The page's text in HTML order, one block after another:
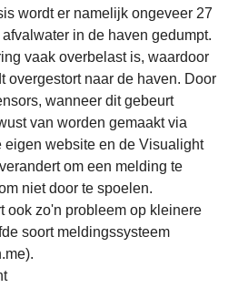
wordt er namelijk ongeveer 27
in de haven gedumpt.
vaak overbelast is, waardoor
overgestort naar de haven. Door
wanneer dit gebeurt
van worden gemaakt via
eigen website en de Visualight
om een melding te
niet door te spoelen.
ook zo'n probleem op kleinere
soort meldingssysteem